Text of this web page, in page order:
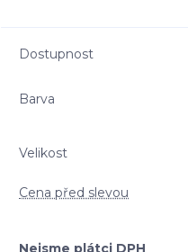
Dostupnost
Barva
Velikost
Cena před slevou
Nejsme plátci DPH